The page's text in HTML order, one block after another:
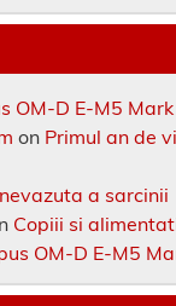
OM-D E-M5 Mark
on Primul an de
a sarcinii
Copiii si
OM-D E-M5